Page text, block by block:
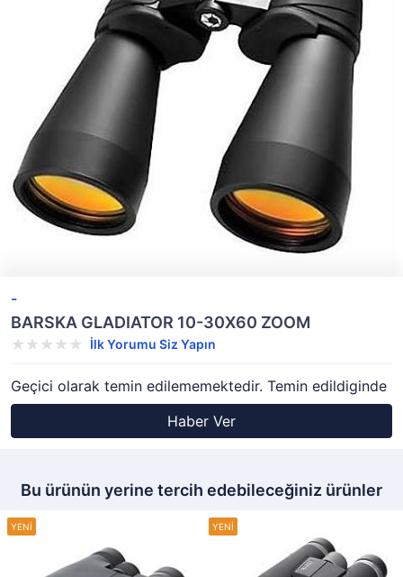
-
BARSKA GLADIATOR 10-30X60 ZOOM
İlk Yorumu Siz Yapın
Geçici olarak temin edilememektedir. Temin edildiginde
Haber Ver
Bu ürünün yerine tercih edebileceğiniz ürünler